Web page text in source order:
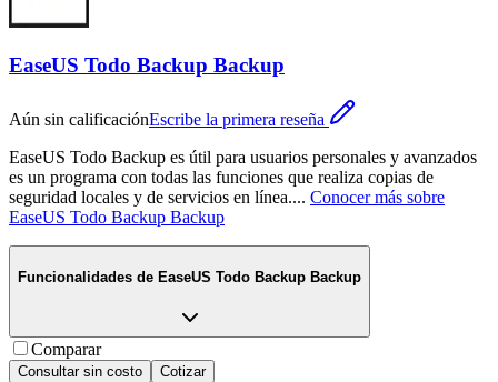
EaseUS Todo Backup Backup
Aún sin calificaciónEscribe la primera reseña
EaseUS Todo Backup es útil para usuarios personales y avanzados
es un programa con todas las funciones que realiza copias de
seguridad locales y de servicios en línea.... Conocer más sobre
EaseUS Todo Backup Backup
Funcionalidades de EaseUS Todo Backup Backup
Comparar
Consultar sin costo Cotizar